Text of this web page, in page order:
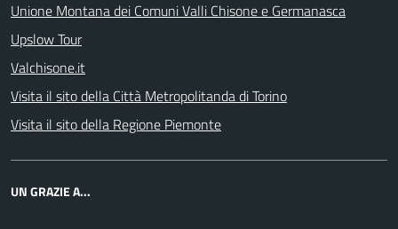
Unione Montana dei Comuni Valli Chisone e Germanasca
Upslow Tour
Valchisone.it
Visita il sito della Città Metropolitanda di Torino
Visita il sito della Regione Piemonte
UN GRAZIE A...